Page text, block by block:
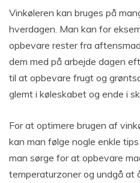
Vinkøleren kan bruges på
hverdagen. Man kan for
opbevare rester fra
dem med på arbejde dagen
til at opbevare frugt og
glemt i køleskabet og ende i
For at optimere brugen af
kan man følge nogle enkle
man sørge for at opbevare
temperaturzoner og undgå at